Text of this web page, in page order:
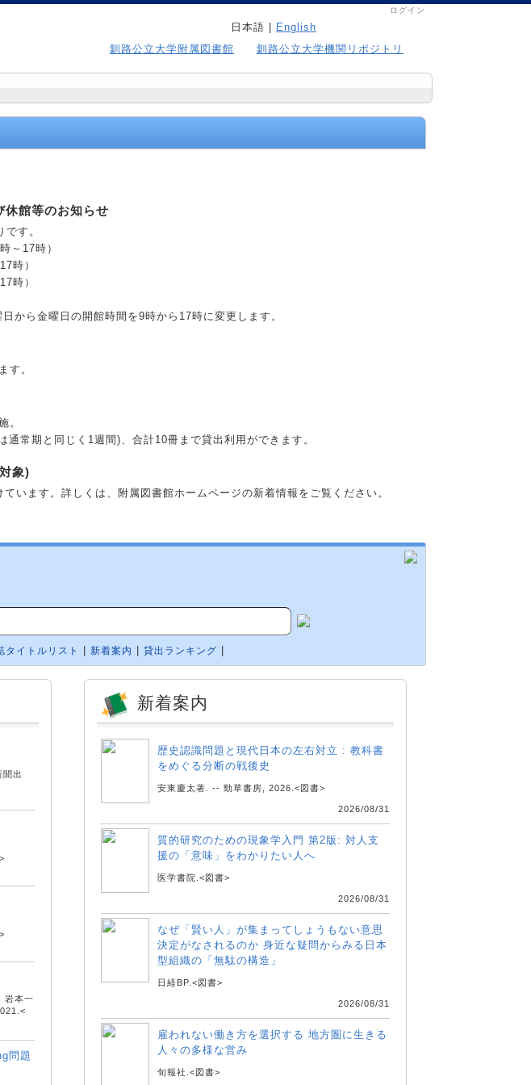
ログイン
日本語 |
English
釧路公立大学附属図書館
釧路公立大学機関リポジトリ
休館等のお知らせ
す。
～17時）
時）
時）
から金曜日の開館時間を9時から17時に変更します。
す。
。
常期と同じく1週間)、合計10冊まで貸出利用ができます。
象)
います。詳しくは、附属図書館ホームページの新着情報をご覧ください。
タイトルリスト 新着案内 貸出ランキング
出
岩本一
問題
新着案内
歴史認識問題と現代日本の左右対立 : 教科書
をめぐる分断の戦後史
安東慶太著. -- 勁草書房, 2026.<図書>
2026/08/31
質的研究のための現象学入門 第2版: 対人支
援の「意味」をわかりたい人へ
医学書院.<図書>
2026/08/31
なぜ「賢い人」が集まってしょうもない意思
決定がなされるのか 身近な疑問からみる日本
型組織の「無駄の構造」
日経BP.<図書>
2026/08/31
雇われない働き方を選択する 地方圏に生きる
人々の多様な営み
旬報社.<図書>